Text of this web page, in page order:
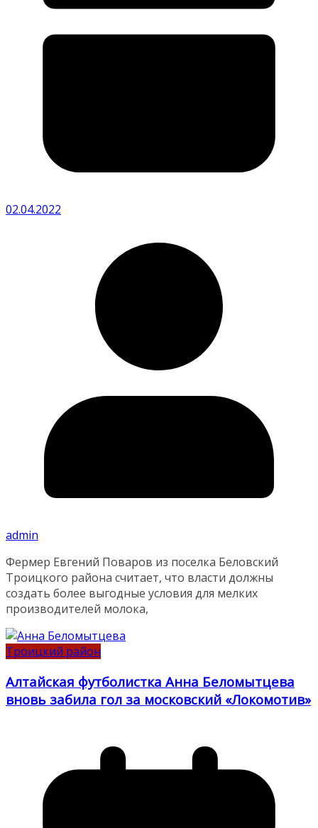
02.04.2022
admin
Фермер Евгений Поваров из поселка Беловский
Троицкого района считает, что власти должны
создать более выгодные условия для мелких
производителей молока,
Троицкий район
Алтайская футболистка Анна Беломытцева
вновь забила гол за московский «Локомотив»